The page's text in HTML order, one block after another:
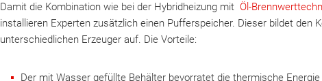
Damit die Kombination wie bei der Hybridheizung mit Öl-
installieren Experten zusätzlich einen Pufferspeicher. Dieser bildet den
unterschiedlichen Erzeuger auf. Die Vorteile:
Der mit Wasser gefüllte Behälter bevorratet die thermische